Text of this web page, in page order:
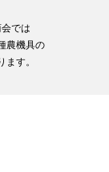
では
農機具の
す。